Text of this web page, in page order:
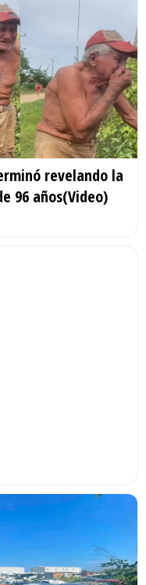
revelando la
96 años(Video)